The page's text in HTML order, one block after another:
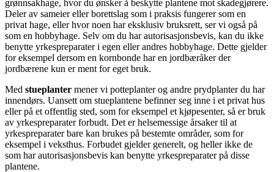
grønnsakhage, hvor du ønsker å beskytte plantene mot skadegjørere.
Deler av sameier eller borettslag som i praksis fungerer som en
privat hage, eller hvor noen har eksklusiv bruksrett, ser vi også på
som en hobbyhage. Selv om du har autorisasjonsbevis, kan du ikke
benytte yrkespreparater i egen eller andres hobbyhage. Dette gjelder
for eksempel dersom en kornbonde har en jordbæråker der
jordbærene kun er ment for eget bruk.
Med stueplanter mener vi potteplanter og andre prydplanter du har
innendørs. Uansett om stueplantene befinner seg inne i et privat hus
eller på et offentlig sted, som for eksempel et kjøpesenter, så er bruk
av yrkespreparater forbudt. Det er helsemessige årsaker til at
yrkespreparater bare kan brukes på bestemte områder, som for
eksempel i veksthus. Forbudet gjelder generelt, og heller ikke de
som har autorisasjonsbevis kan benytte yrkespreparater på disse
plantene.